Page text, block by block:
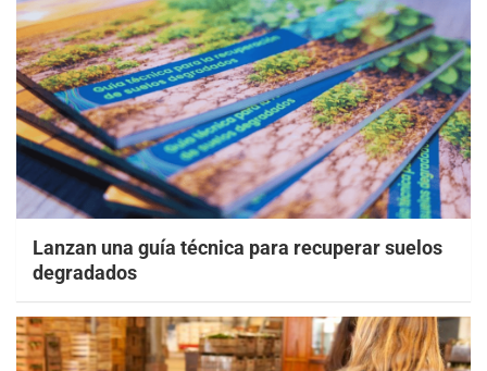
Lanzan una guía técnica para recuperar suelos
degradados